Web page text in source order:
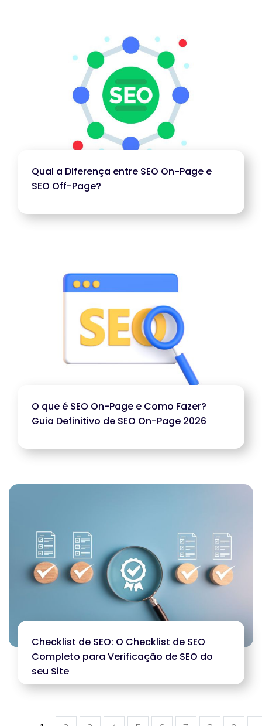
Qual a Diferença entre SEO On-Page e
SEO Off-Page?
O que é SEO On-Page e Como Fazer?
Guia Definitivo de SEO On-Page 2026
Checklist de SEO: O Checklist de SEO
Completo para Verificação de SEO do
seu Site